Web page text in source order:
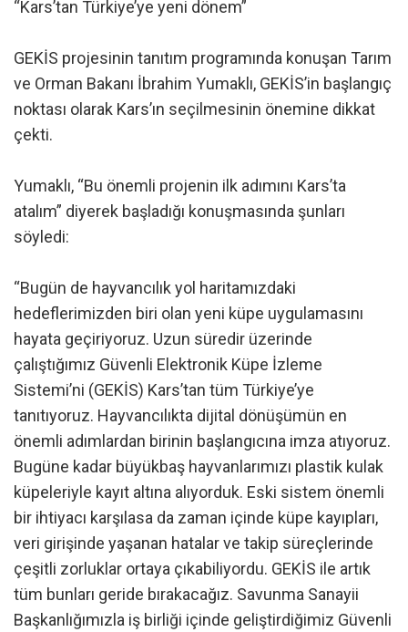
“Kars’tan Türkiye’ye yeni dönem”
GEKİS projesinin tanıtım programında konuşan Tarım
ve Orman Bakanı İbrahim Yumaklı, GEKİS’in başlangıç
noktası olarak Kars’ın seçilmesinin önemine dikkat
çekti.
Yumaklı, “Bu önemli projenin ilk adımını Kars’ta
atalım” diyerek başladığı konuşmasında şunları
söyledi:
“Bugün de hayvancılık yol haritamızdaki
hedeflerimizden biri olan yeni küpe uygulamasını
hayata geçiriyoruz. Uzun süredir üzerinde
çalıştığımız Güvenli Elektronik Küpe İzleme
Sistemi’ni (GEKİS) Kars’tan tüm Türkiye’ye
tanıtıyoruz. Hayvancılıkta dijital dönüşümün en
önemli adımlardan birinin başlangıcına imza atıyoruz.
Bugüne kadar büyükbaş hayvanlarımızı plastik kulak
küpeleriyle kayıt altına alıyorduk. Eski sistem önemli
bir ihtiyacı karşılasa da zaman içinde küpe kayıpları,
veri girişinde yaşanan hatalar ve takip süreçlerinde
çeşitli zorluklar ortaya çıkabiliyordu. GEKİS ile artık
tüm bunları geride bırakacağız. Savunma Sanayii
Başkanlığımızla iş birliği içinde geliştirdiğimiz Güvenli